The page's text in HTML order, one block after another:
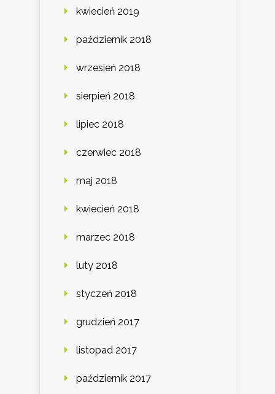
kwiecień 2019
październik 2018
wrzesień 2018
sierpień 2018
lipiec 2018
czerwiec 2018
maj 2018
kwiecień 2018
marzec 2018
luty 2018
styczeń 2018
grudzień 2017
listopad 2017
październik 2017